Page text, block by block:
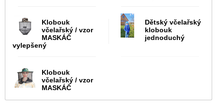
Klobouk
včelařský / vzor
MASKÁČ
vylepšený
Dětský včelařský
klobouk
jednoduchý
Klobouk
včelařský / vzor
MASKÁČ